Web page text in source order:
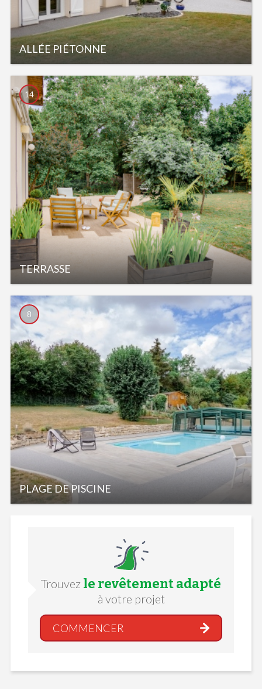
ALLÉE PIÉTONNE
TERRASSE
14
PLAGE DE PISCINE
8
Trouvez le revêtement adapté
à votre projet
COMMENCER